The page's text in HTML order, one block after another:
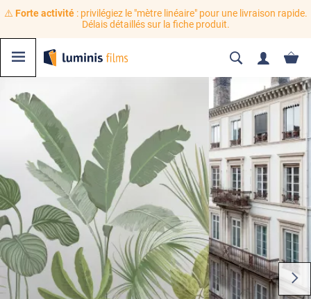
⚠️ Forte activité: privilégiez le "mètre linéaire" pour une livraison rapide.
Délais détaillés sur la fiche produit.